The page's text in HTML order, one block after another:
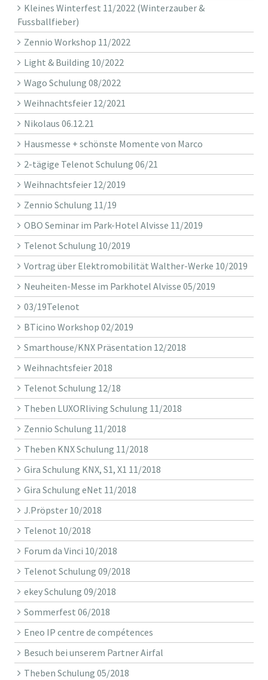
Kleines Winterfest 11/2022 (Winterzauber &
Fussballfieber)
Zennio Workshop 11/2022
Light & Building 10/2022
Wago Schulung 08/2022
Weihnachtsfeier 12/2021
Nikolaus 06.12.21
Hausmesse + schönste Momente von Marco
2-tägige Telenot Schulung 06/21
Weihnachtsfeier 12/2019
Zennio Schulung 11/19
OBO Seminar im Park-Hotel Alvisse 11/2019
Telenot Schulung 10/2019
Vortrag über Elektromobilität Walther-Werke 10/2019
Neuheiten-Messe im Parkhotel Alvisse 05/2019
03/19Telenot
BTicino Workshop 02/2019
Smarthouse/KNX Präsentation 12/2018
Weihnachtsfeier 2018
Telenot Schulung 12/18
Theben LUXORliving Schulung 11/2018
Zennio Schulung 11/2018
Theben KNX Schulung 11/2018
Gira Schulung KNX, S1, X1 11/2018
Gira Schulung eNet 11/2018
J.Pröpster 10/2018
Telenot 10/2018
Forum da Vinci 10/2018
Telenot Schulung 09/2018
ekey Schulung 09/2018
Sommerfest 06/2018
Eneo IP centre de compétences
Besuch bei unserem Partner Airfal
Theben Schulung 05/2018